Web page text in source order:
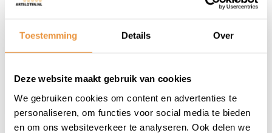
Toestemming Details Over
Deze website maakt gebruik van cookies
We gebruiken cookies om content en advertenties te
personaliseren, om functies voor social media te bieden
en om ons websiteverkeer te analyseren. Ook delen we
MBT4264
Op voorraad
299,95
Op voorraad